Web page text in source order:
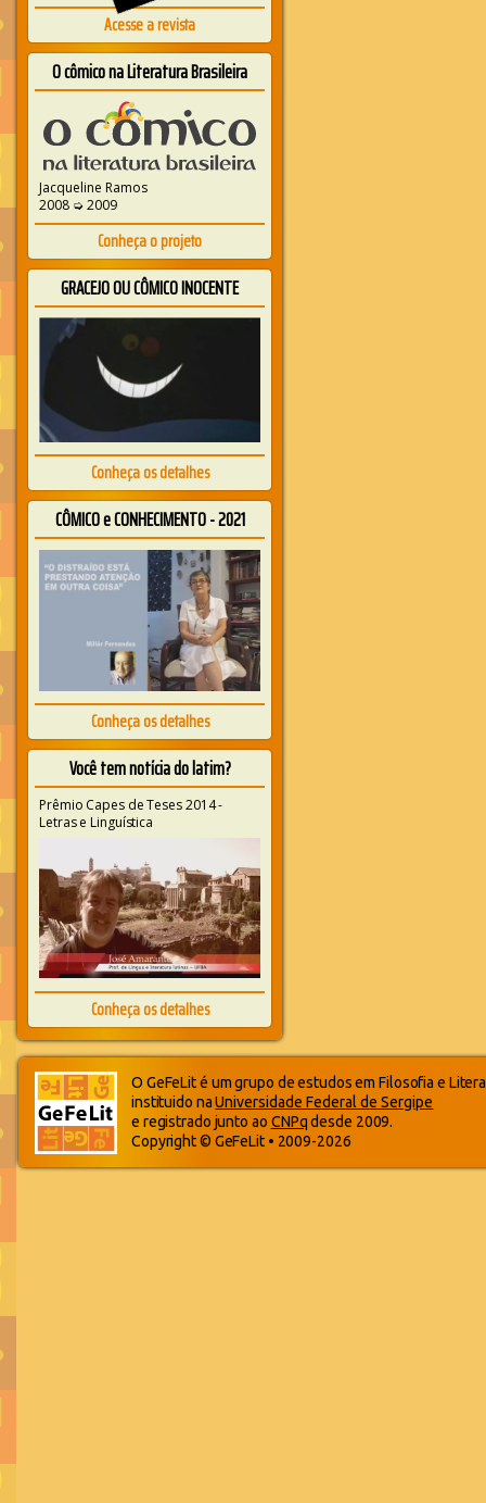
Acesse a revista
O cômico na Literatura Brasileira
Jacqueline Ramos
2008 ➭ 2009
Conheça o projeto
GRACEJO OU CÔMICO INOCENTE
Conheça os detalhes
CÔMICO e CONHECIMENTO - 2021
Conheça os detalhes
Você tem notícia do latim?
Prêmio Capes de Teses 2014 -
Letras e Linguística
Conheça os detalhes
O GeFeLit é um grupo de estudos em Filosofia e
instituido naUniversidade Federal de Sergipe
e registrado junto ao CNPqdesde 2009.
Copyright © GeFeLit • 2009-2026